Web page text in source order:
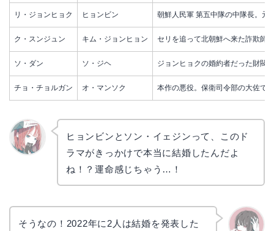
リ・ジョンヒョク ヒョンビン 朝鮮人民軍 第五中隊の中隊長。元
ク・スンジュン キム・ジョンヒョン セリを追って北朝鮮へ来た詐欺師
ソ・ダン ソ・ジヘ ジョンヒョクの婚約者だった財閥
チョ・チョルガン オ・マンソク 本作の悪役。保衛司令部の大佐で
ヒョンビンとソン・イェジンって、このド
ラマがきっかけで本当に結婚したんだよ
ね！？運命感じちゃう…！
そうなの！2022年に2人は結婚を発表した